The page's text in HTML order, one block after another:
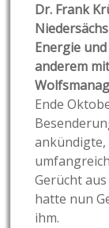
Dr. Frank
Energie
anderem
Ende
ankündigte,
Gerücht
hatte nun
ihm.